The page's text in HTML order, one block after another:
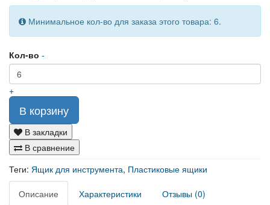
Минимальное кол-во для заказа этого товара: 6.
Кол-во -
+
В корзину
В закладки
В сравнение
Теги: Ящик для инструмента, Пластиковые ящики
Описание Характеристики
Отзывы (0)